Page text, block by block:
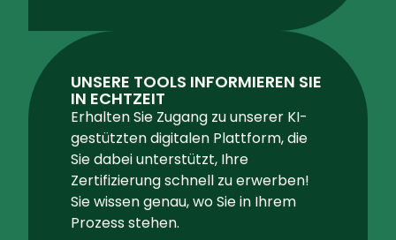
WIR WERDEN DAS NOTWENDIGE
TUN – UND NUR DAS, WAS
NOTWENDIG IST
Da die Erde überhitzt ist, müssen wir
stets noch mehr tun. Wir sind uns
bewusst, dass Ihr Ziel eine rasche
Einhaltung der Vorschriften ist, und
beschränken uns daher auf das, was